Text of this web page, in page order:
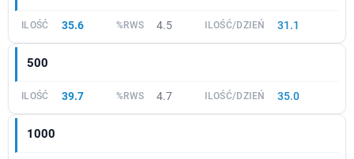
35.6 4.5 31.1
500
39.7 4.7 35.0
1000